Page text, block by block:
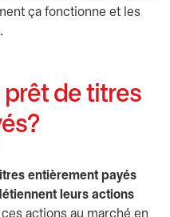
ça fonctionne et les
prêt de titres
entièrement payés
leurs actions
actions au marché en